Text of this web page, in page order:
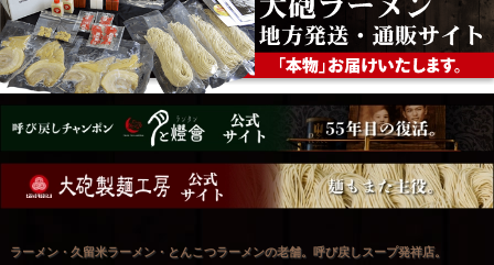
ラーメン・久留米ラーメン・とんこつラーメンの老舗。呼び戻しスープ発祥店。